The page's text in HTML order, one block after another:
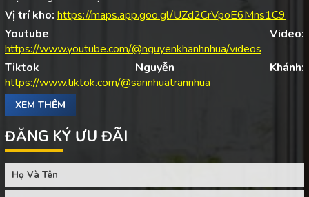
Vị trí kho: https://maps.app.goo.gl/UZd2CrVpoE6Mns1C9
Youtube Video:
https://www.youtube.com/@nguyenkhanhnhua/videos
Tiktok Nguyễn Khánh:
https://www.tiktok.com/@sannhuatrannhua
XEM THÊM
ĐĂNG KÝ ƯU ĐÃI